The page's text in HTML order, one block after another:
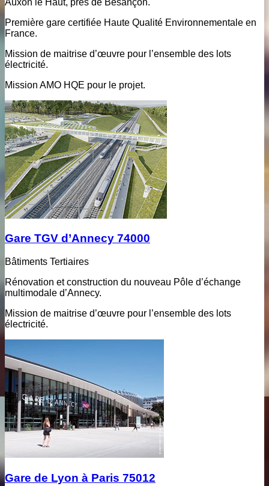
Première gare certifiée Haute Qualité Environnementale en
France.
Mission de maitrise d’œuvre pour l’ensemble des lots
électricité.
Mission AMO HQE pour le projet.
Gare TGV d’Annecy 74000
Bâtiments Tertiaires
Rénovation et construction du nouveau Pôle d’échange
multimodale d’Annecy.
Mission de maitrise d’œuvre pour l’ensemble des lots
électricité.
Gare de Lyon à Paris 75012